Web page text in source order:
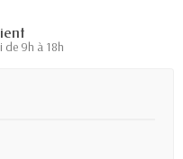
de 9h à 18h